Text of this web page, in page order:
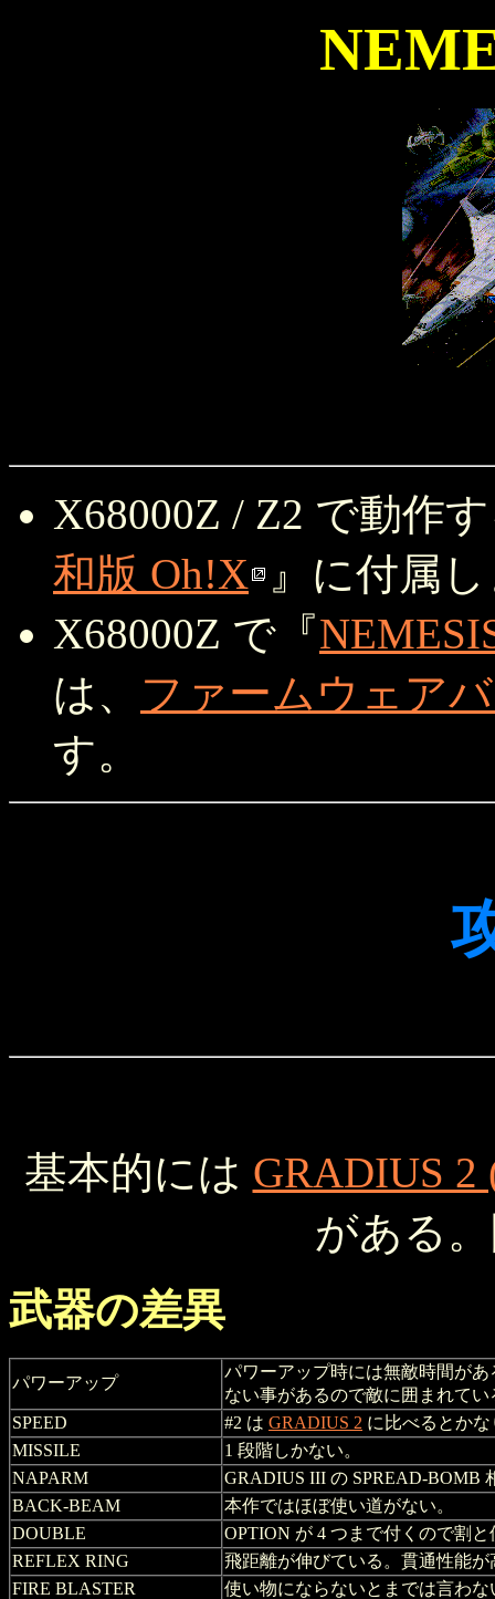
X68000Z / Z2 で動作
和版 Oh!X
』に付属
X68000Z で『
は、 ファームウェア
す。
基本的には GRADIUS 2
がある
武器の差異
パワーアップ
パワーアップ時には無敵時間が
ない事があるので敵に囲まれて
SPEED
#2 は GRADIUS 2 に比べるとか
MISSILE
1 段階しかない。
NAPARM
GRADIUS III の SPREAD-BOMB
BACK-BEAM
本作ではほぼ使い道がない。
DOUBLE
OPTION が 4 つまで付くので割
REFLEX RING
飛距離が伸びている。貫通性能が
FIRE BLASTER
使い物にならないとまでは言わ